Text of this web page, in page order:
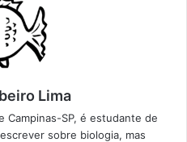
Lima
Campinas-SP, é estudante de
sobre biologia, mas